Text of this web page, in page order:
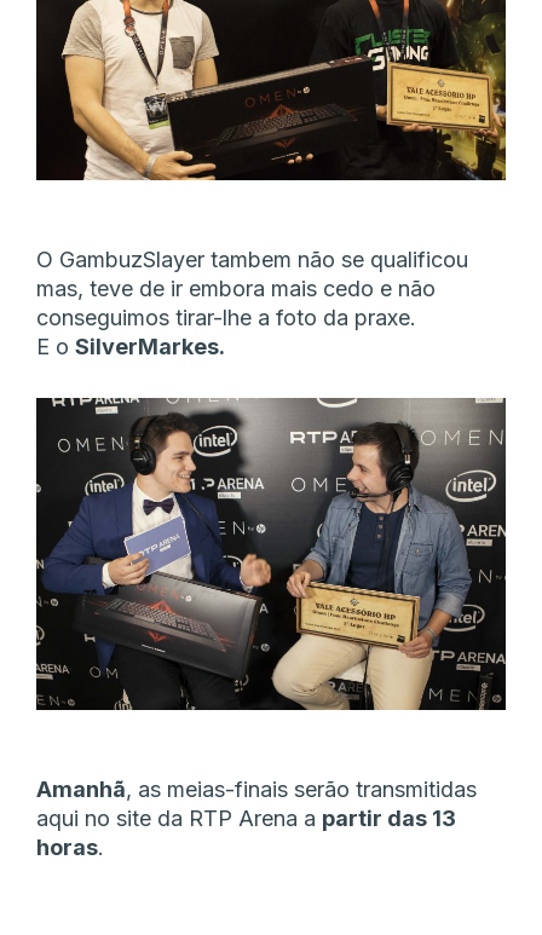
O GambuzSlayer tambem não se qualificou
mas, teve de ir embora mais cedo e não
conseguimos tirar-lhe a foto da praxe.
E o SilverMarkes.
Amanhã, as meias-finais serão transmitidas
aqui no site da RTP Arena a partir das 13
horas.